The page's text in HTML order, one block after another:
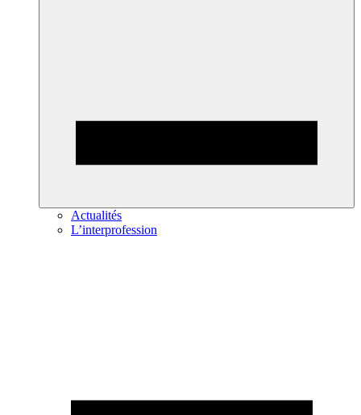
Actualités
L’interprofession